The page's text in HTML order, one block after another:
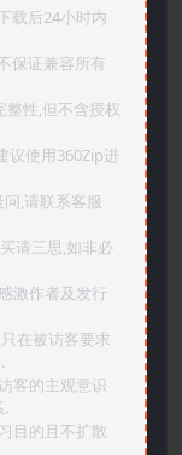
载后24小时内
保证兼容所有
整性,但不含授权
议使用360Zip进
,请联系客服
请三思,如非必
激作者及发行
在被访客要求
客的主观意识
目的且不扩散